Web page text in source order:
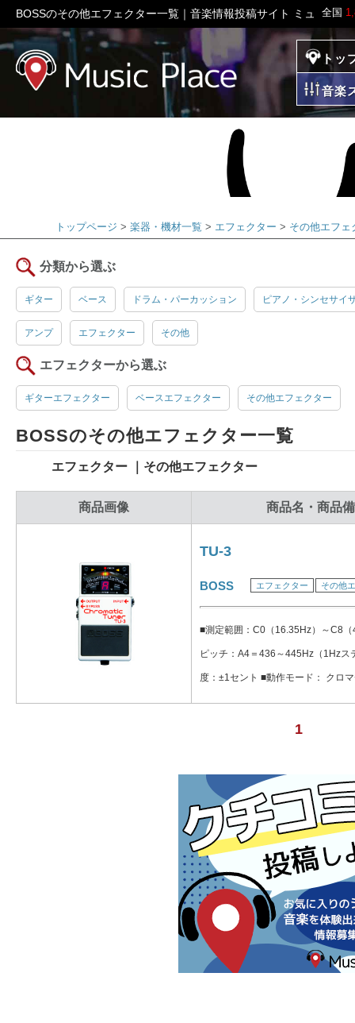
全国
BOSSのその他エフェクター一覧｜音楽情報投稿サイト ミュージッ
ミュージックプレイ
トッ
音楽
トップページ 楽器・機材一覧 エフェクター その他エフェ
分類から選ぶ
ギター ベース ドラム・パーカッション ピアノ・シンセサイ
アンプ エフェクター その他
エフェクターから選ぶ
ギターエフェクター ベースエフェクター その他エフェクター
BOSSのその他エフェクター一覧
エフェクター ｜その他エフェクター
商品画像 商品名・商品
TU-3
BOSS エフェクター その他
■測定範囲：C0（16.35Hz）～C8
ピッチ：A4＝436～445Hz（1Hzス
度：±1セント ■動作モード： クロ
ク・フラット×2 ギター ギター・フ
ース・フラット×3 ■電源： マンガ
トロール： ペダル・スイッチ
CENTボタン ■接続端子： INPUT端
YPASS端子 DC IN端子 DC OUT端
チラシ（安全上のご注意、使用上
の窓口） マンガン電池（9V形）：
売品： ACアダプター：PSA-100 パ
PCS-20A（DCプラグ×8）
1